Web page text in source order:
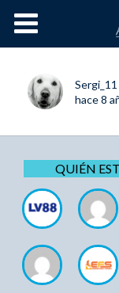
Sergi_11
hace 8
QUIÉN